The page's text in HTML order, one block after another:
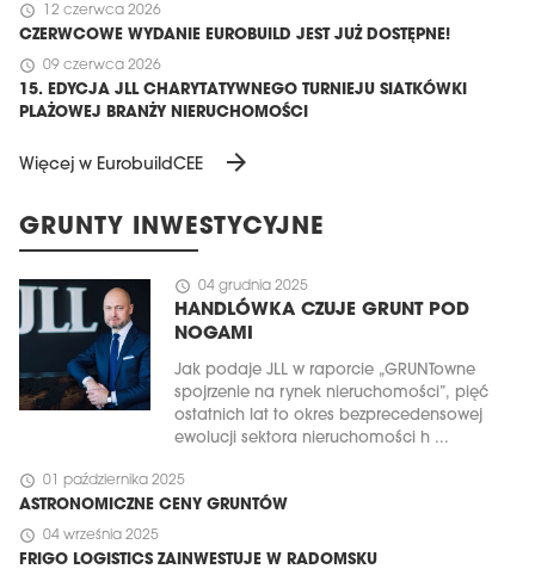
schedule 12 czerwca 2026
CZERWCOWE WYDANIE EUROBUILD JEST JUŻ DOSTĘPNE!
schedule 09 czerwca 2026
15. EDYCJA JLL CHARYTATYWNEGO TURNIEJU SIATKÓWKI
PLAŻOWEJ BRANŻY NIERUCHOMOŚCI
Więcej w EurobuildCEE arrow_forward
GRUNTY INWESTYCYJNE
schedule 04 grudnia 2025
HANDLÓWKA CZUJE GRUNT POD
NOGAMI
Jak podaje JLL w raporcie „GRUNTowne
spojrzenie na rynek nieruchomości”, pięć
ostatnich lat to okres bezprecedensowej
ewolucji sektora nieruchomości h ...
schedule 01 października 2025
ASTRONOMICZNE CENY GRUNTÓW
schedule 04 września 2025
FRIGO LOGISTICS ZAINWESTUJE W RADOMSKU